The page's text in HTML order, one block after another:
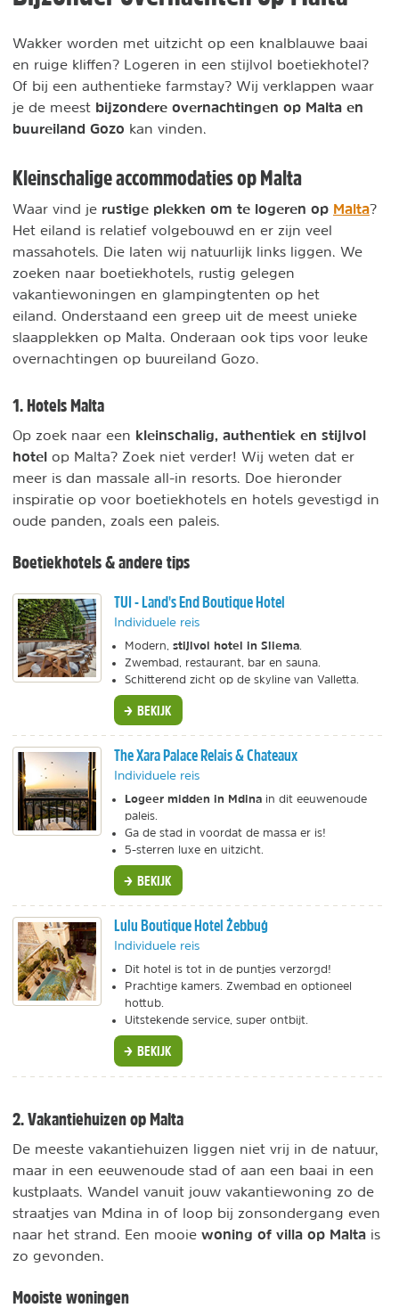
Wakker worden met uitzicht op een knalblauwe baai
en ruige kliffen? Logeren in een stijlvol boetiekhotel?
Of bij een authentieke farmstay? Wij verklappen waar
je de meest bijzondere overnachtingen op Malta en
buureiland Gozo kan vinden.
Kleinschalige accommodaties op Malta
Waar vind je rustige plekken om te logeren op Malta?
Het eiland is relatief volgebouwd en er zijn veel
massahotels. Die laten wij natuurlijk links liggen. We
zoeken naar boetiekhotels, rustig gelegen
vakantiewoningen en glampingtenten op het
eiland. Onderstaand een greep uit de meest unieke
slaapplekken op Malta. Onderaan ook tips voor leuke
overnachtingen op buureiland Gozo.
1. Hotels Malta
Op zoek naar een kleinschalig, authentiek en stijlvol
hotel op Malta? Zoek niet verder! Wij weten dat er
meer is dan massale all-in resorts. Doe hieronder
inspiratie op voor boetiekhotels en hotels gevestigd in
oude panden, zoals een paleis.
Boetiekhotels & andere tips
TUI - Land's End Boutique Hotel
Individuele reis
Modern, stijlvol hotel in Sliema
Zwembad, restaurant, bar en sauna.
Schitterend zicht op de skyline van Valletta.
BEKIJK
The Xara Palace Relais & Chateaux
Individuele reis
Logeer midden in Mdina in dit eeuwenoude
paleis.
Ga de stad in voordat de massa er is!
5-sterren luxe en uitzicht.
BEKIJK
Lulu Boutique Hotel Żebbuġ
Individuele reis
Dit hotel is tot in de puntjes verzorgd!
Prachtige kamers. Zwembad en optioneel
hottub.
Uitstekende service, super ontbijt.
BEKIJK
2. Vakantiehuizen op Malta
De meeste vakantiehuizen liggen niet vrij in de natuur,
maar in een eeuwenoude stad of aan een baai in een
kustplaats. Wandel vanuit jouw vakantiewoning zo de
straatjes van Mdina in of loop bij zonsondergang even
naar het strand. Een mooie woning of villa op Malta is
zo gevonden.
Mooiste woningen